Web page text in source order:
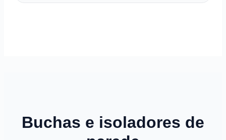
Buchas e isoladores de